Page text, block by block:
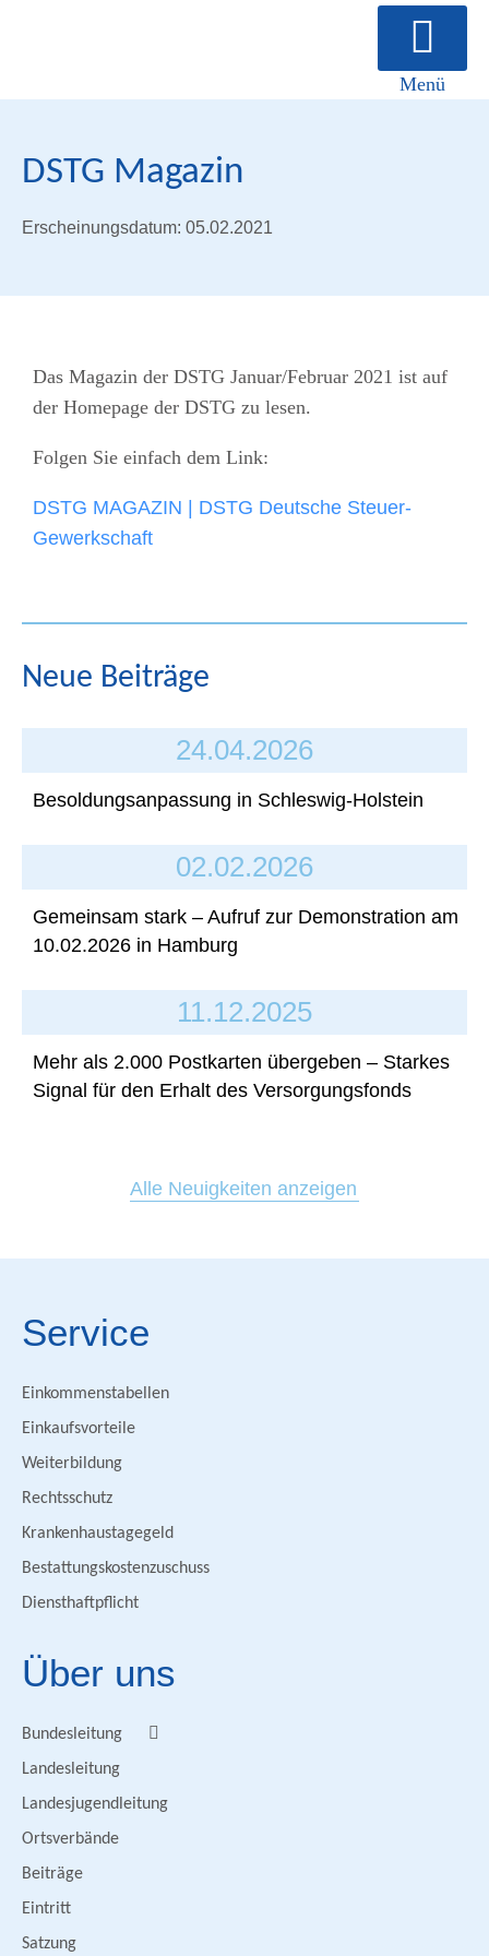
Menü
DSTG Magazin
Erscheinungsdatum: 05.02.2021
Das Magazin der DSTG Januar/Februar 2021 ist auf
der Homepage der DSTG zu lesen.
Folgen Sie einfach dem Link:
DSTG MAGAZIN | DSTG Deutsche Steuer-
Gewerkschaft
Neue Beiträge
24.04.2026
Besoldungsanpassung in Schleswig-Holstein
02.02.2026
Gemeinsam stark – Aufruf zur Demonstration am
10.02.2026 in Hamburg
11.12.2025
Mehr als 2.000 Postkarten übergeben – Starkes
Signal für den Erhalt des Versorgungsfonds
Alle Neuigkeiten anzeigen
Service
Einkommenstabellen
Einkaufsvorteile
Weiterbildung
Rechtsschutz
Krankenhaustagegeld
Bestattungskostenzuschuss
Diensthaftpflicht
Über uns
Bundesleitung
Landesleitung
Landesjugendleitung
Ortsverbände
Beiträge
Eintritt
Satzung